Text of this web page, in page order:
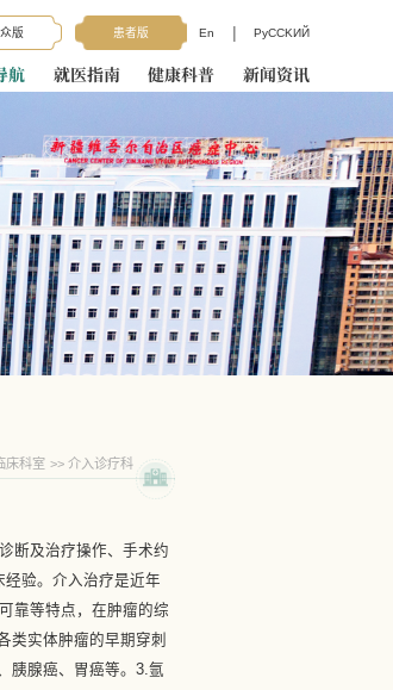
版 患者版 En | PyCCKИЙ
航 就医指南 健康科普 新闻资讯
床科室 >> 介入诊疗科
断及治疗操作、手术约
验。介入治疗是近年
靠等特点，在肿瘤的综
类实体肿瘤的早期穿刺
胰腺癌、胃癌等。3.氩